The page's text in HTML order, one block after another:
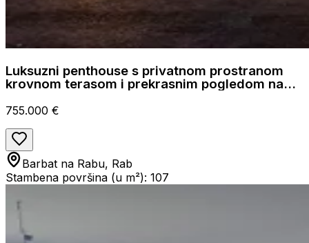
Luksuzni penthouse s privatnom prostranom
krovnom terasom i prekrasnim pogledom na
755.000 €
Barbat na Rabu, Rab
Stambena površina (u m²): 107